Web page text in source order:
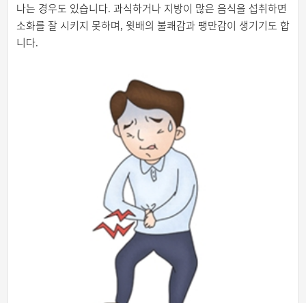
나는 경우도 있습니다. 과식하거나 지방이 많은 음식을 섭취하면
소화를 잘 시키지 못하며, 윗배의 불쾌감과 팽만감이 생기기도 합
니다.